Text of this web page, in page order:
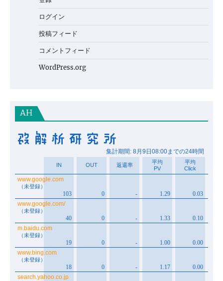
ログイン
投稿フィード
コメントフィード
WordPress.org
AH